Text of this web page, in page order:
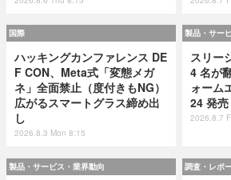
国際
ハッキングカンファレンス DE
F CON、Meta式「変態メガ
ネ」全面禁止（度付きもNG）
広がるスマートグラス締め出
し
2026.8.3 Mon 8:15
製品・サー
スリー
4 名が
ォーム
24 発売
2026.8.7
製品・サービス・業界動向 調査・レポ